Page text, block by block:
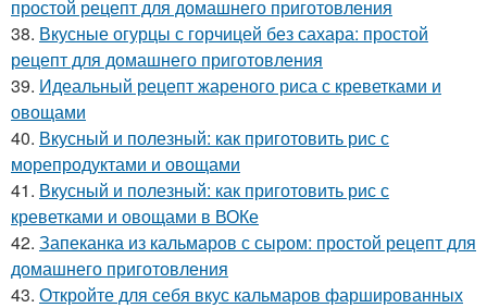
простой рецепт для домашнего приготовления
38. Вкусные огурцы с горчицей без сахара: простой
рецепт для домашнего приготовления
39. Идеальный рецепт жареного риса с креветками и
овощами
40. Вкусный и полезный: как приготовить рис с
морепродуктами и овощами
41. Вкусный и полезный: как приготовить рис с
креветками и овощами в ВОКе
42. Запеканка из кальмаров с сыром: простой рецепт для
домашнего приготовления
43. Откройте для себя вкус кальмаров фаршированных